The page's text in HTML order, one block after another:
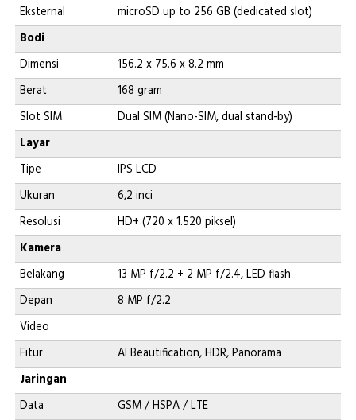
Eksternal
microSD up to 256 GB (dedicated slot)
Bodi
Dimensi
156.2 x 75.6 x 8.2 mm
Berat
168 gram
Slot SIM
Dual SIM (Nano-SIM, dual stand-by)
Layar
Tipe
IPS LCD
Ukuran
6,2 inci
Resolusi
HD+ (720 x 1.520 piksel)
Kamera
Belakang
13 MP f/2.2 + 2 MP f/2.4, LED flash
Depan
8 MP f/2.2
Video
Fitur
AI Beautification, HDR, Panorama
Jaringan
Data
GSM / HSPA / LTE